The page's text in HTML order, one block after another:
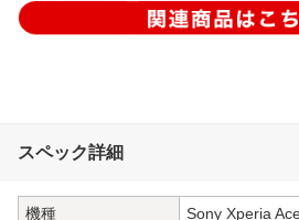
スペック詳細
機種 Sony Xperia